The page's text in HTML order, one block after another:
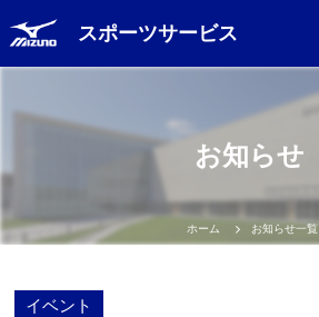
スポーツサービス
Language
日本語
English
お知らせ
ホーム お知らせ一覧
イベント